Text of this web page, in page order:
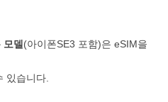
모델 (아이폰SE3 포함)은 eSIM을
있습니다.